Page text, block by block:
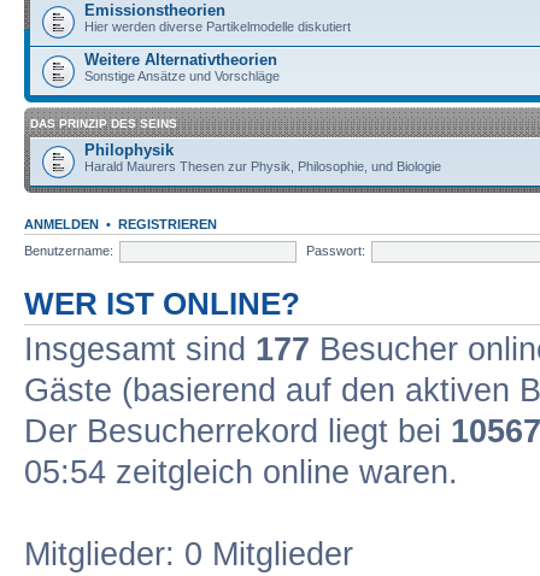
Emissionstheorien
Hier werden diverse Partikelmodelle diskutiert
Weitere Alternativtheorien
Sonstige Ansätze und Vorschläge
DAS PRINZIP DES SEINS
Philophysik
Harald Maurers Thesen zur Physik, Philosophie, und Biologie
ANMELDEN • REGISTRIEREN
Benutzername:
Passwort:
WER IST ONLINE?
Insgesamt sind 177 Besucher
Gäste (basierend auf den aktiven
Der Besucherrekord liegt bei 10567
05:54 zeitgleich online waren.
Mitglieder: 0 Mitglieder